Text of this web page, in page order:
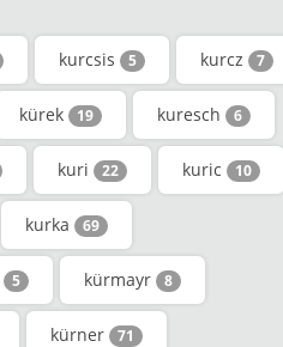
kurcsis 5 kurcz 7
kürek 19 kuresch 6
kuri 22 kuric 10
kurka 69
5 kürmayr 8
kürner 71